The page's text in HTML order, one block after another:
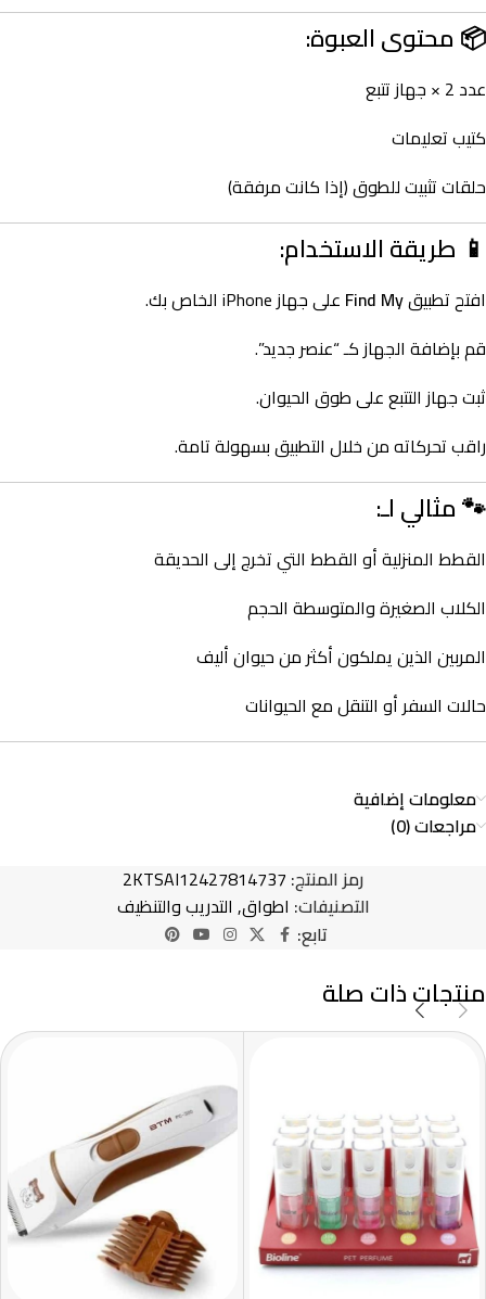
📦محتوى العبوة:
عدد 2 × جهاز تتبع
كتيب تعليمات
حلقات تثبيت للطوق (إذا كانت مرفقة)
📱 طريقة الاستخدام:
افتح تطبيقFind My على جهاز iPhone الخاص بك.
قم بإضافة الجهاز كـ “عنصر جديد”.
ثبت جهاز التتبع على طوق الحيوان.
راقب تحركاته من خلال التطبيق بسهولة تامة.
🐾مثالي لـ:
القطط المنزلية أو القطط التي تخرج إلى الحديقة
الكلاب الصغيرة والمتوسطة الحجم
المربين الذين يملكون أكثر من حيوان أليف
حالات السفر أو التنقل مع الحيوانات
معلومات إضافية
مراجعات (0)
رمز المنتج: 2KTSAI12427814737
التصنيفات: اطواق, التدريب والتنظيف
تابع:
منتجات ذات صلة